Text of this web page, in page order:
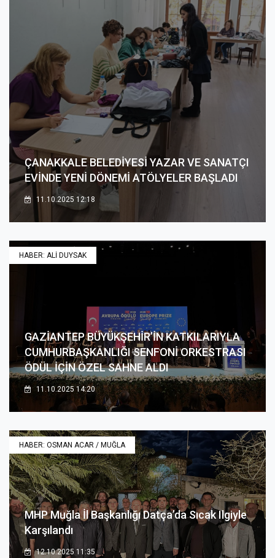
ÇANAKKALE BELEDİYESİ YAZAR VE SANATÇI
EVİNDE YENİ DÖNEMİ ATÖLYELER BAŞLADI
11.10.2025 12:18
HABER: ALİ DUYSAK
GAZİANTEP BÜYÜKŞEHİR’İN KATKILARIYLA
CUMHURBAŞKANLIĞI SENFONİ ORKESTRASI
ÖDÜL İÇİN ÖZEL SAHNE ALDI
11.10.2025 14:20
HABER: OSMAN ACAR / MUĞLA
MHP Muğla İl Başkanlığı Datça’da Sıcak Ilgiyle
Karşılandı
12.10.2025 11:35